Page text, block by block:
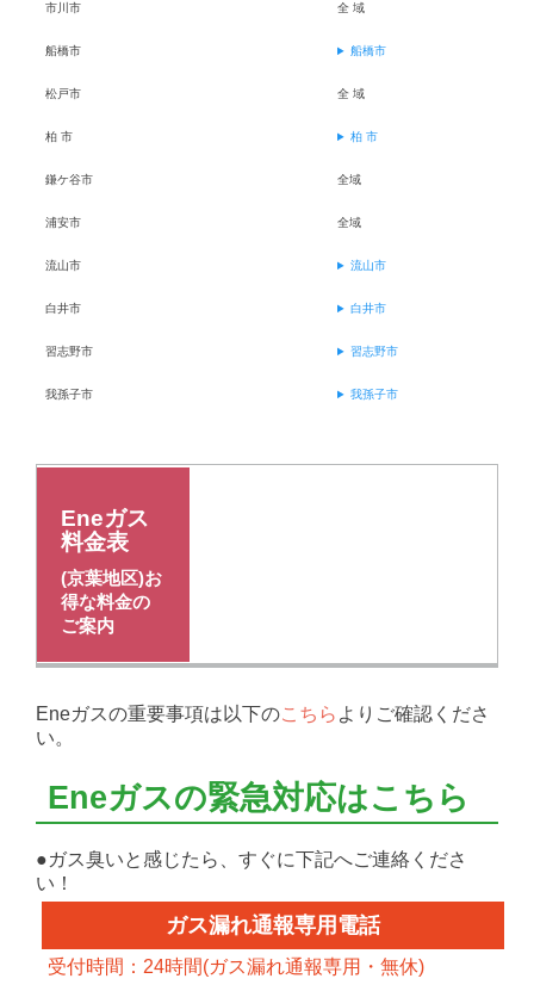
市川市 全 域
船橋市 船橋市
松戸市 全 域
柏 市 柏 市
鎌ケ谷市 全域
浦安市 全域
流山市 流山市
白井市 白井市
習志野市 習志野市
我孫子市 我孫子市
Eneガス
料金表
(京葉地区)お
得な料金の
ご案内
基本料金
使用ガス
量
基本料金（税込）
ガス量料金（税
0m³から20m³までの場合
料金表B 20m³をこえ100m³までの場合 1,112.93円
Eneガスの重要事項は以下のこちら よりご確認くださ
い。
Eneガスの緊急対応はこちら
●ガス臭いと感じたら、すぐに下記へご連絡くださ
い！
ガス漏れ通報専用電話
受付時間：24時間(ガス漏れ通報専用・無休)